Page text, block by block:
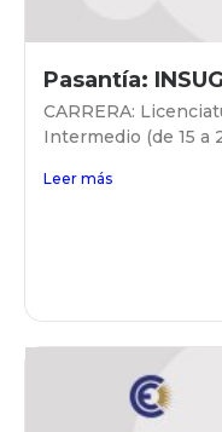
Pasantía:
CARRERA:
Intermedio (de 15 a
Leer más